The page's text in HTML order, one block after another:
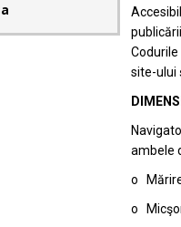
site-ului
ambele
o
o